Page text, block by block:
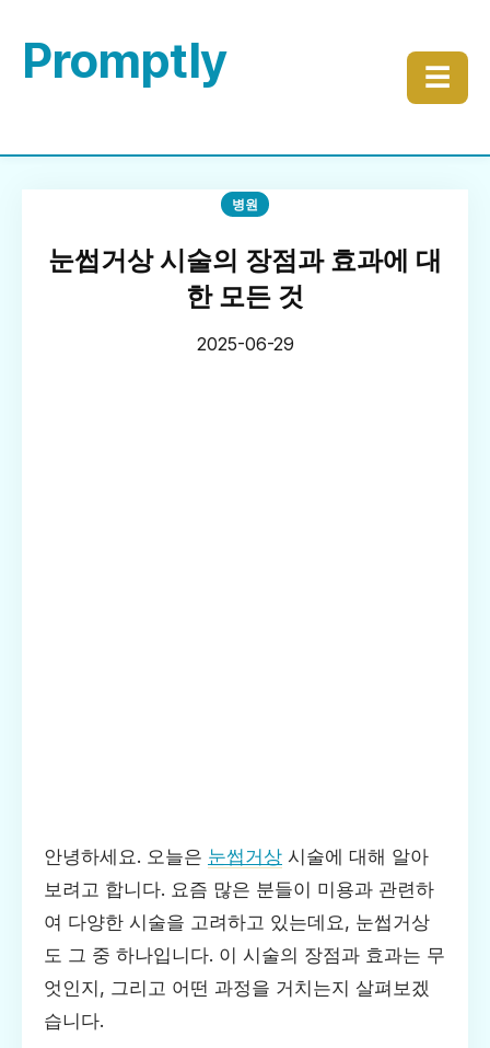
Promptly ☰
병원
눈썹거상 시술의 장점과 효과에 대
한 모든 것
2025-06-29
안녕하세요. 오늘은 눈썹거상 시술에 대해 알아
보려고 합니다. 요즘 많은 분들이 미용과 관련하
여 다양한 시술을 고려하고 있는데요, 눈썹거상
도 그 중 하나입니다. 이 시술의 장점과 효과는 무
엇인지, 그리고 어떤 과정을 거치는지 살펴보겠
습니다.